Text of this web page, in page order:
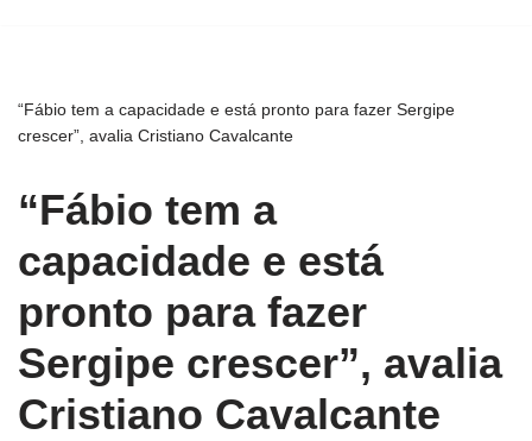
“Fábio tem a capacidade e está pronto para fazer Sergipe
crescer”, avalia Cristiano Cavalcante
“Fábio tem a
capacidade e está
pronto para fazer
Sergipe crescer”, avalia
Cristiano Cavalcante